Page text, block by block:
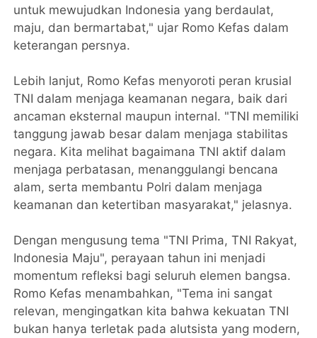
untuk mewujudkan Indonesia yang berdaulat,
maju, dan bermartabat," ujar Romo Kefas dalam
keterangan persnya.
Lebih lanjut, Romo Kefas menyoroti peran krusial
TNI dalam menjaga keamanan negara, baik dari
ancaman eksternal maupun internal. "TNI memiliki
tanggung jawab besar dalam menjaga stabilitas
negara. Kita melihat bagaimana TNI aktif dalam
menjaga perbatasan, menanggulangi bencana
alam, serta membantu Polri dalam menjaga
keamanan dan ketertiban masyarakat," jelasnya.
Dengan mengusung tema "TNI Prima, TNI Rakyat,
Indonesia Maju", perayaan tahun ini menjadi
momentum refleksi bagi seluruh elemen bangsa.
Romo Kefas menambahkan, "Tema ini sangat
relevan, mengingatkan kita bahwa kekuatan TNI
bukan hanya terletak pada alutsista yang modern,